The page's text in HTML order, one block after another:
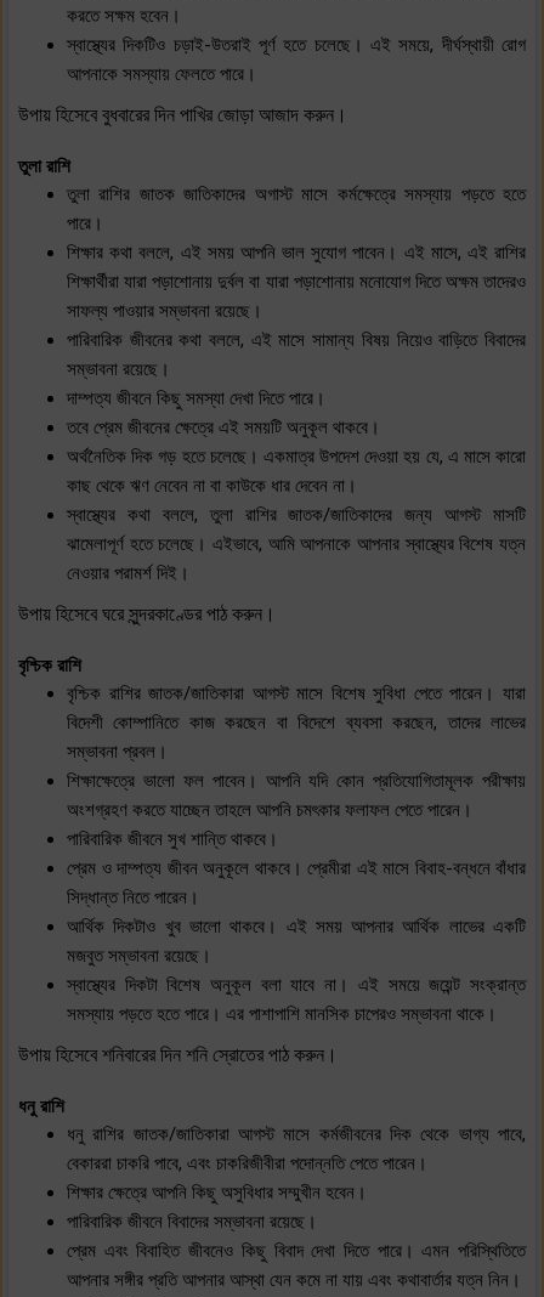
করতে সক্ষম হবেন।
স্বাস্থ্যের দিকটিও চড়াই-উতরাই পূর্ণ হতে চলেছে। এই সময়ে, দীর্ঘস্থায়ী রোগ
আপনাকে সমস্যায় ফেলতে পারে।
উপায় হিসেবে বুধবারের দিন পাখির জোড়া আজাদ করুন।
তুলা রাশি
তুলা রাশির জাতক জাতিকাদের অগাস্ট মাসে কর্মক্ষেত্রে সমস্যায় পড়তে হতে
পারে।
শিক্ষার কথা বললে, এই সময় আপনি ভাল সুযোগ পাবেন। এই মাসে, এই রাশির
শিক্ষার্থীরা যারা পড়াশোনায় দুর্বল বা যারা পড়াশোনায় মনোযোগ দিতে অক্ষম তাদেরও
সাফল্য পাওয়ার সম্ভাবনা রয়েছে।
পারিবারিক জীবনের কথা বললে, এই মাসে সামান্য বিষয় নিয়েও বাড়িতে বিবাদের
সম্ভাবনা রয়েছে।
দাম্পত্য জীবনে কিছু সমস্যা দেখা দিতে পারে।
তবে প্রেম জীবনের ক্ষেত্রে এই সময়টি অনুকূল থাকবে।
অর্থনৈতিক দিক গড় হতে চলেছে। একমাত্র উপদেশ দেওয়া হয় যে, এ মাসে কারো
কাছ থেকে ঋণ নেবেন না বা কাউকে ধার দেবেন না।
স্বাস্থ্যের কথা বললে, তুলা রাশির জাতক/জাতিকাদের জন্য আগস্ট মাসটি
ঝামেলাপূর্ণ হতে চলেছে। এইভাবে, আমি আপনাকে আপনার স্বাস্থ্যের বিশেষ যত্ন
নেওয়ার পরামর্শ দিই।
উপায় হিসেবে ঘরে সুন্দরকাণ্ডের পাঠ করুন।
বৃশ্চিক রাশি
বৃশ্চিক রাশির জাতক/জাতিকারা আগস্ট মাসে বিশেষ সুবিধা পেতে পারেন। যারা
বিদেশী কোম্পানিতে কাজ করছেন বা বিদেশে ব্যবসা করছেন, তাদের লাভের
সম্ভাবনা প্রবল।
শিক্ষাক্ষেত্রে ভালো ফল পাবেন। আপনি যদি কোন প্রতিযোগিতামূলক পরীক্ষায়
অংশগ্রহণ করতে যাচ্ছেন তাহলে আপনি চমৎকার ফলাফল পেতে পারেন।
পারিবারিক জীবনে সুখ শান্তি থাকবে।
প্রেম ও দাম্পত্য জীবন অনুকূলে থাকবে। প্রেমীরা এই মাসে বিবাহ-বন্ধনে বাঁধার
সিদ্ধান্ত নিতে পারেন।
আর্থিক দিকটাও খুব ভালো থাকবে। এই সময় আপনার আর্থিক লাভের একটি
মজবুত সম্ভাবনা রয়েছে।
স্বাস্থ্যের দিকটা বিশেষ অনুকূল বলা যাবে না। এই সময়ে জয়েন্ট সংক্রান্ত
সমস্যায় পড়তে হতে পারে। এর পাশাপাশি মানসিক চাপেরও সম্ভাবনা থাকে।
উপায় হিসেবে শনিবারের দিন শনি স্রোতের পাঠ করুন।
ধনু রাশি
ধনু রাশির জাতক/জাতিকারা আগস্ট মাসে কর্মজীবনের দিক থেকে ভাগ্য পাবে,
বেকাররা চাকরি পাবে, এবং চাকরিজীবীরা পদোন্নতি পেতে পারেন।
শিক্ষার ক্ষেত্রে আপনি কিছু অসুবিধার সম্মুখীন হবেন।
পারিবারিক জীবনে বিবাদের সম্ভাবনা রয়েছে।
প্রেম এবং বিবাহিত জীবনেও কিছু বিবাদ দেখা দিতে পারে। এমন পরিস্থিতিতে
আপনার সঙ্গীর প্রতি আপনার আস্থা যেন কমে না যায় এবং কথাবার্তার যত্ন নিন।